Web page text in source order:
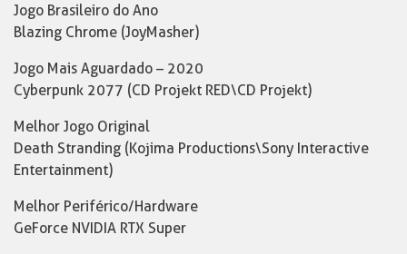
Jogo Brasileiro do Ano
Blazing Chrome (JoyMasher)
Jogo Mais Aguardado – 2020
Cyberpunk 2077 (CD Projekt RED\CD Projekt)
Melhor Jogo Original
Death Stranding (Kojima Productions\Sony Interactive
Entertainment)
Melhor Periférico/Hardware
GeForce NVIDIA RTX Super